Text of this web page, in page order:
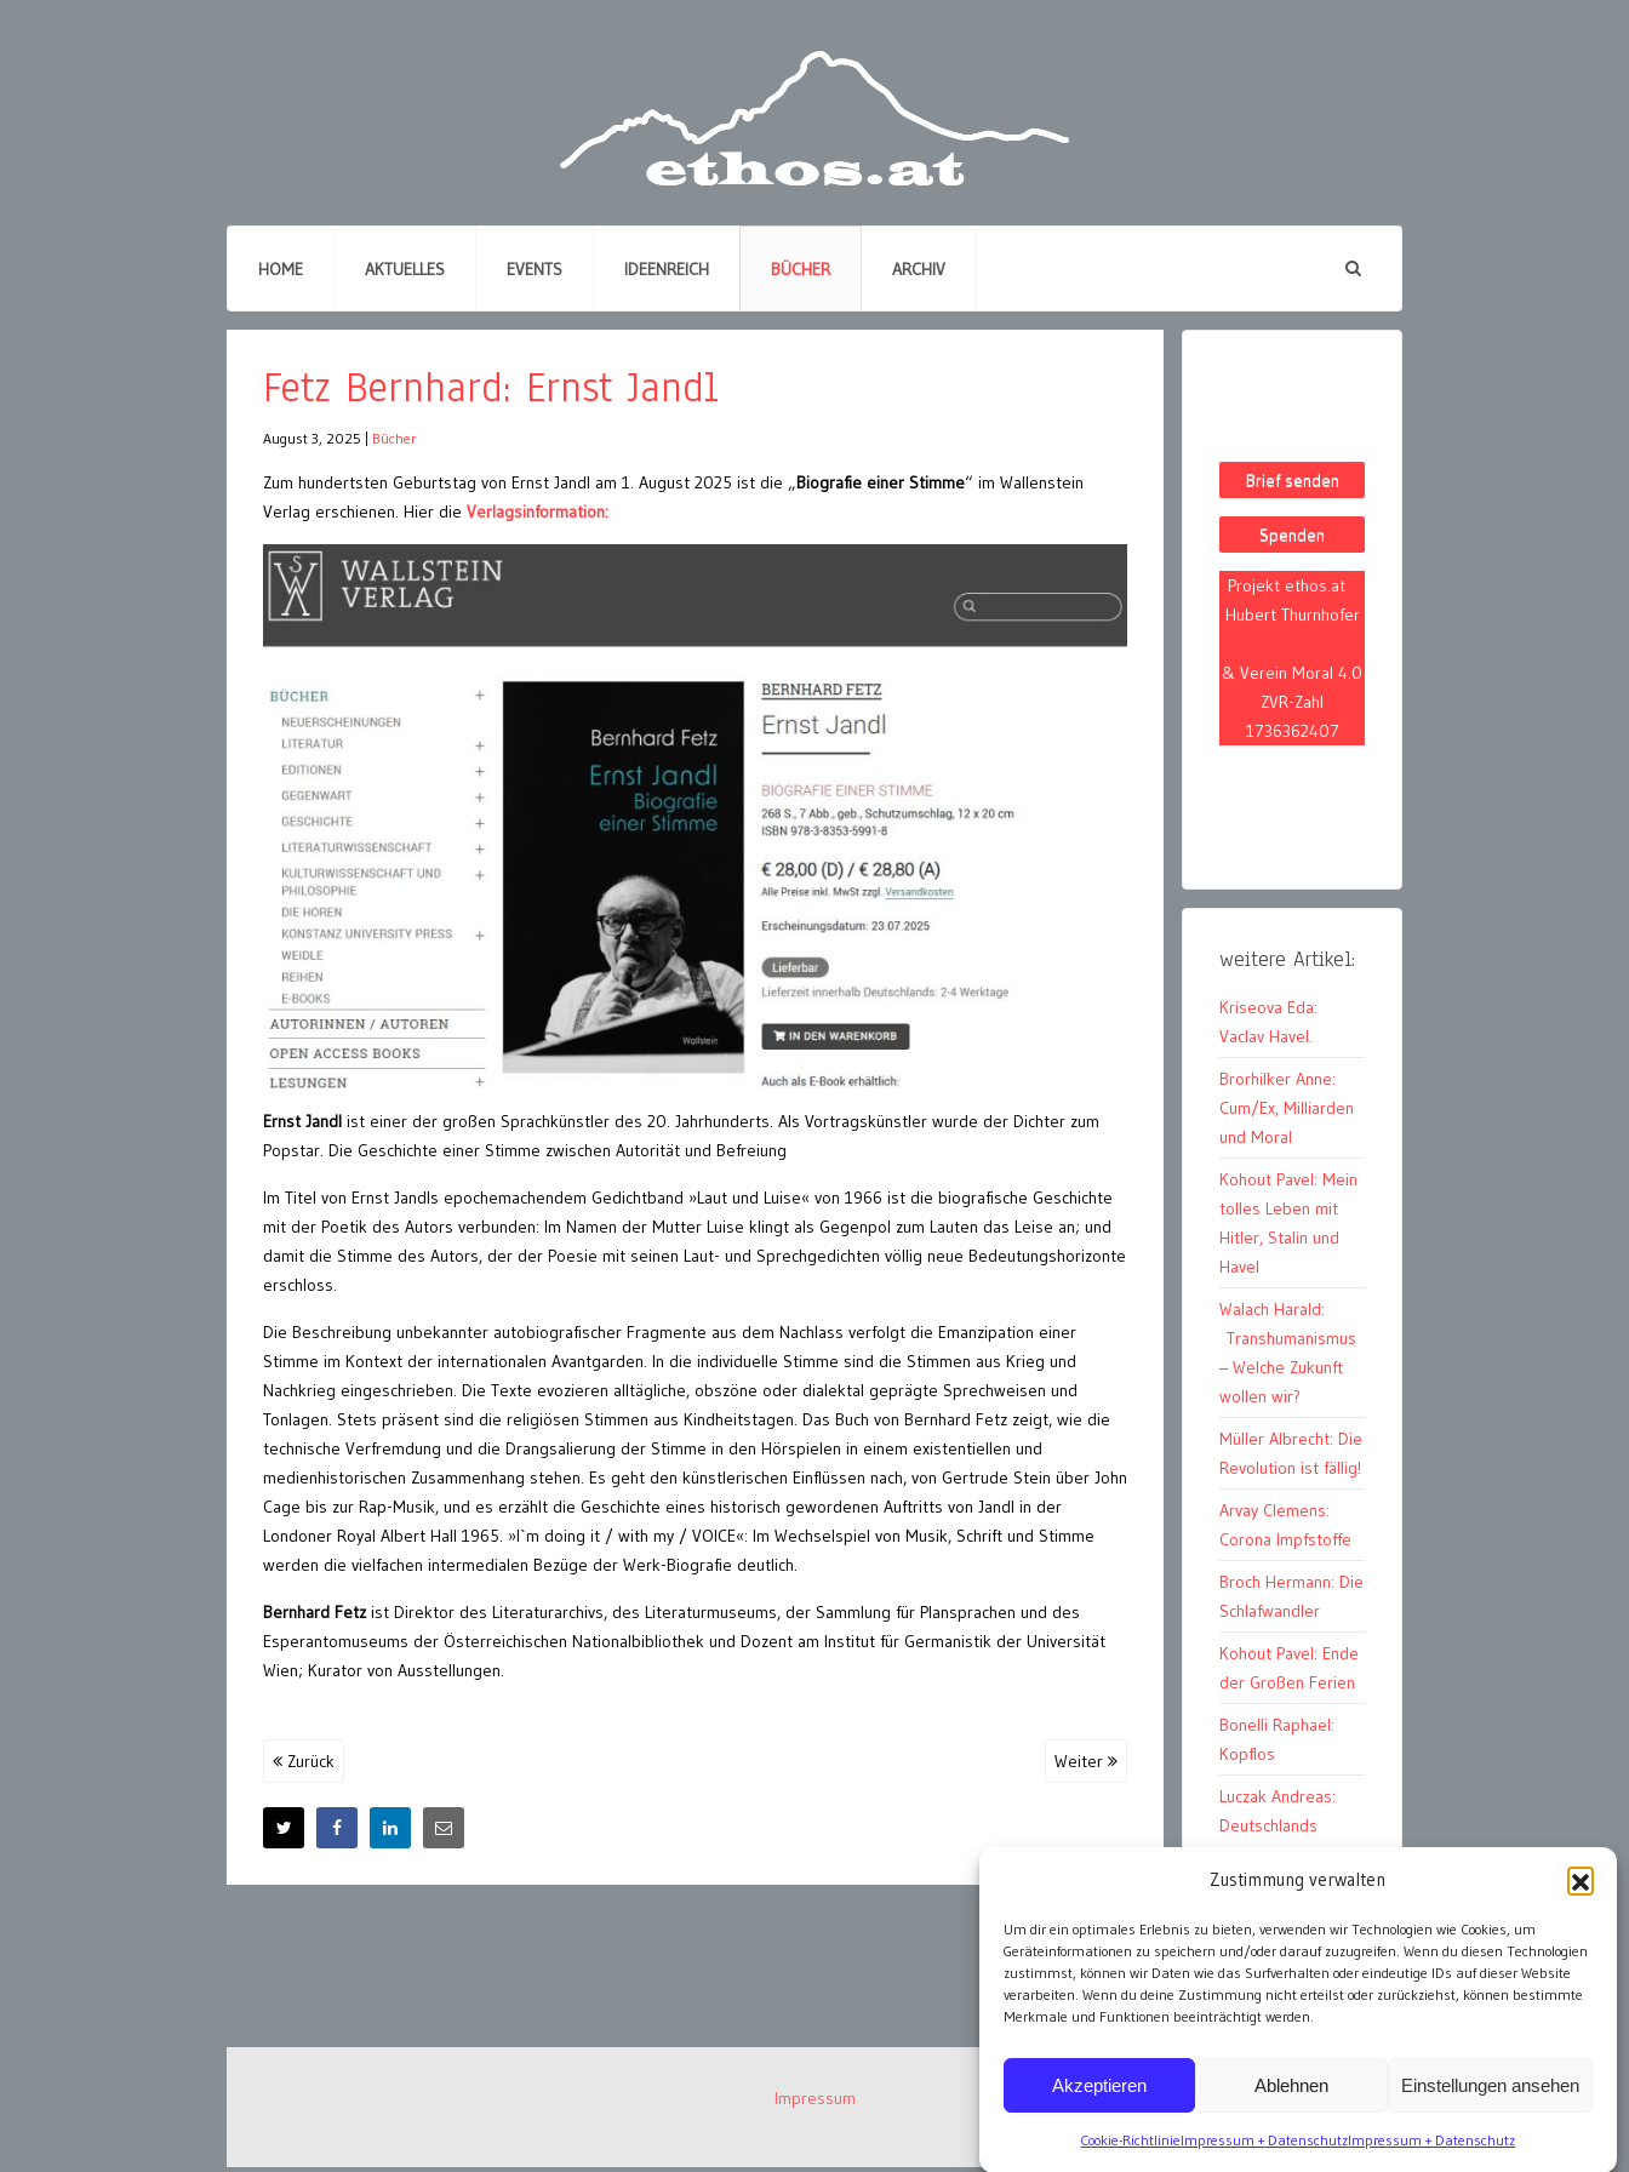
Zustimmung verwalten
Um dir ein optimales Erlebnis zu bieten, verwenden wir Technologien wie Cookies, um
Geräteinformationen zu speichern und/oder darauf zuzugreifen. Wenn du diesen Technologien
zustimmst, können wir Daten wie das Surfverhalten oder eindeutige IDs auf dieser Website
verarbeiten. Wenn du deine Zustimmung nicht erteilst oder zurückziehst, können bestimmte
Merkmale und Funktionen beeinträchtigt werden.
Akzeptieren Ablehnen Einstellungen ansehen
Cookie-RichtlinieImpressum + DatenschutzImpressum + Datenschutz
HOME AKTUELLES EVENTS IDEENREICH BÜCHER ARCHIV
Fetz Bernhard: Ernst Jandl
August 3, 2025 Bücher
Zum hundertsten Geburtstag von Ernst Jandl am 1. August 2025 ist die „Biografie einer Stimme“ im Wallenstein
Verlag erschienen. Hier die Verlagsinformation:
Ernst Jandl ist einer der großen Sprachkünstler des 20. Jahrhunderts. Als Vortragskünstler wurde der Dichter zum
Popstar. Die Geschichte einer Stimme zwischen Autorität und Befreiung
Im Titel von Ernst Jandls epochemachendem Gedichtband »Laut und Luise« von 1966 ist die biografische Geschichte
mit der Poetik des Autors verbunden: Im Namen der Mutter Luise klingt als Gegenpol zum Lauten das Leise an; und
damit die Stimme des Autors, der der Poesie mit seinen Laut- und Sprechgedichten völlig neue Bedeutungshorizonte
erschloss.
Die Beschreibung unbekannter autobiografischer Fragmente aus dem Nachlass verfolgt die Emanzipation einer
Stimme im Kontext der internationalen Avantgarden. In die individuelle Stimme sind die Stimmen aus Krieg und
Nachkrieg eingeschrieben. Die Texte evozieren alltägliche, obszöne oder dialektal geprägte Sprechweisen und
Tonlagen. Stets präsent sind die religiösen Stimmen aus Kindheitstagen. Das Buch von Bernhard Fetz zeigt, wie die
technische Verfremdung und die Drangsalierung der Stimme in den Hörspielen in einem existentiellen und
medienhistorischen Zusammenhang stehen. Es geht den künstlerischen Einflüssen nach, von Gertrude Stein über John
Cage bis zur Rap-Musik, und es erzählt die Geschichte eines historisch gewordenen Auftritts von Jandl in der
Londoner Royal Albert Hall 1965. »I`m doing it / with my / VOICE«: Im Wechselspiel von Musik, Schrift und Stimme
werden die vielfachen intermedialen Bezüge der Werk-Biografie deutlich.
Bernhard Fetzist Direktor des Literaturarchivs, des Literaturmuseums, der Sammlung für Plansprachen und des
Esperantomuseums der Österreichischen Nationalbibliothek und Dozent am Institut für Germanistik der Universität
Wien; Kurator von Ausstellungen.
Zurück Weiter
Brief senden
Spenden
Projekt ethos.at
Hubert Thurnhofer
& Verein Moral 4.0
ZVR-Zahl
1736362407
weitere Artikel:
Kriseova Eda:
Vaclav Havel.
Brorhilker Anne:
Cum/Ex, Milliarden
und Moral
Kohout Pavel: Mein
tolles Leben mit
Hitler, Stalin und
Havel
Walach Harald:
Transhumanismus
– Welche Zukunft
wollen wir?
Müller Albrecht: Die
Revolution ist fällig!
Arvay Clemens:
Corona Impfstoffe
Broch Hermann: Die
Schlafwandler
Kohout Pavel: Ende
der Großen Ferien
Bonelli Raphael:
Kopflos
Luczak Andreas:
Deutschlands
alle Artikel
Impressum